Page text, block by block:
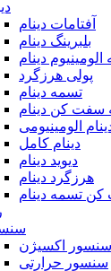
آفتامات دینام
بلبرینگ دینام
الومینیوم دینام
پولی هرزگرد
تسمه دینام
سفت کن دینام
الومینیومی
دینام کامل
دیوید دینام
هرزگرد دینام
تسمه دینام
سنسور اکسیژن
سنسور حرارتی